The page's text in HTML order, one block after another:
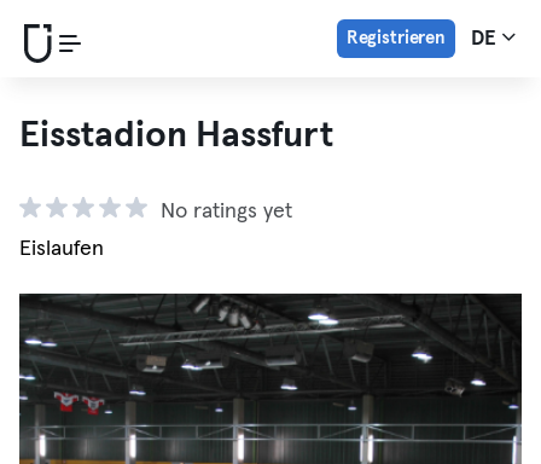
Registrieren DE
Eisstadion Hassfurt
No ratings yet
Eislaufen